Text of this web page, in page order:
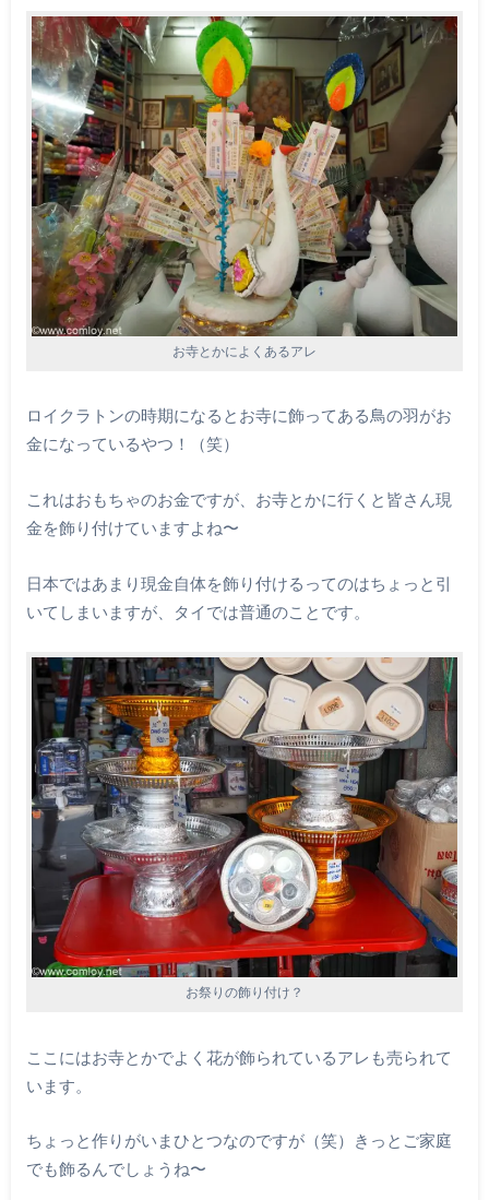
お寺とかによくあるアレ
ロイクラトンの時期になるとお寺に飾ってある鳥の羽がお
金になっているやつ！（笑）
これはおもちゃのお金ですが、お寺とかに行くと皆さん現
金を飾り付けていますよね〜
日本ではあまり現金自体を飾り付けるってのはちょっと引
いてしまいますが、タイでは普通のことです。
お祭りの飾り付け？
ここにはお寺とかでよく花が飾られているアレも売られて
います。
ちょっと作りがいまひとつなのですが（笑）きっとご家庭
でも飾るんでしょうね〜